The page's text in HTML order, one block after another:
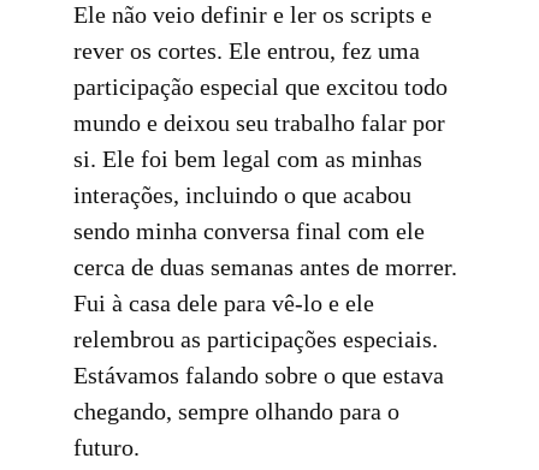
Ele não veio definir e ler os scripts e
rever os cortes. Ele entrou, fez uma
participação especial que excitou todo
mundo e deixou seu trabalho falar por
si. Ele foi bem legal com as minhas
interações, incluindo o que acabou
sendo minha conversa final com ele
cerca de duas semanas antes de morrer.
Fui à casa dele para vê-lo e ele
relembrou as participações especiais.
Estávamos falando sobre o que estava
chegando, sempre olhando para o
futuro.